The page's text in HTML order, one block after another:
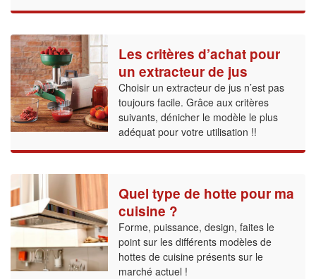
Les critères d’achat pour
un extracteur de jus
Choisir un extracteur de jus n’est pas
toujours facile. Grâce aux critères
suivants, dénicher le modèle le plus
adéquat pour votre utilisation !!
Quel type de hotte pour ma
cuisine ?
Forme, puissance, design, faites le
point sur les différents modèles de
hottes de cuisine présents sur le
marché actuel !